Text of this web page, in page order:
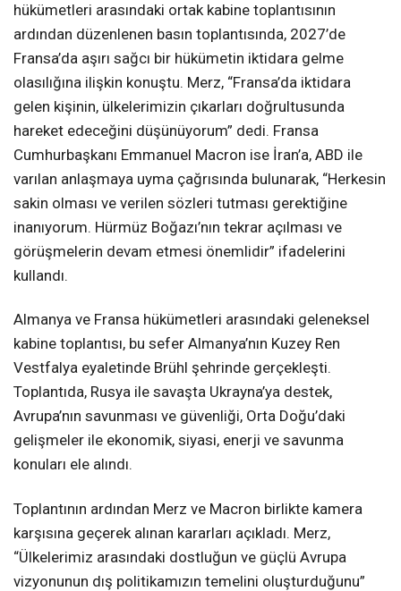
hükümetleri arasındaki ortak kabine toplantısının
ardından düzenlenen basın toplantısında, 2027’de
Fransa’da aşırı sağcı bir hükümetin iktidara gelme
olasılığına ilişkin konuştu. Merz, “Fransa’da iktidara
gelen kişinin, ülkelerimizin çıkarları doğrultusunda
hareket edeceğini düşünüyorum” dedi. Fransa
Cumhurbaşkanı Emmanuel Macron ise İran’a, ABD ile
varılan anlaşmaya uyma çağrısında bulunarak, “Herkesin
sakin olması ve verilen sözleri tutması gerektiğine
inanıyorum. Hürmüz Boğazı’nın tekrar açılması ve
görüşmelerin devam etmesi önemlidir” ifadelerini
kullandı.
Almanya ve Fransa hükümetleri arasındaki geleneksel
kabine toplantısı, bu sefer Almanya’nın Kuzey Ren
Vestfalya eyaletinde Brühl şehrinde gerçekleşti.
Toplantıda, Rusya ile savaşta Ukrayna’ya destek,
Avrupa’nın savunması ve güvenliği, Orta Doğu’daki
gelişmeler ile ekonomik, siyasi, enerji ve savunma
konuları ele alındı.
Toplantının ardından Merz ve Macron birlikte kamera
karşısına geçerek alınan kararları açıkladı. Merz,
“Ülkelerimiz arasındaki dostluğun ve güçlü Avrupa
vizyonunun dış politikamızın temelini oluşturduğunu”